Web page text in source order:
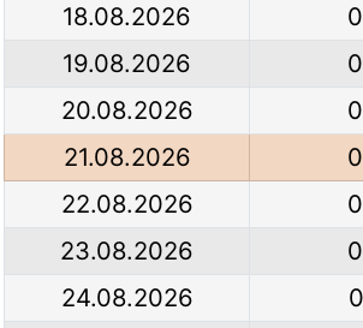
18.08.2026
19.08.2026
20.08.2026
21.08.2026
22.08.2026
23.08.2026
24.08.2026